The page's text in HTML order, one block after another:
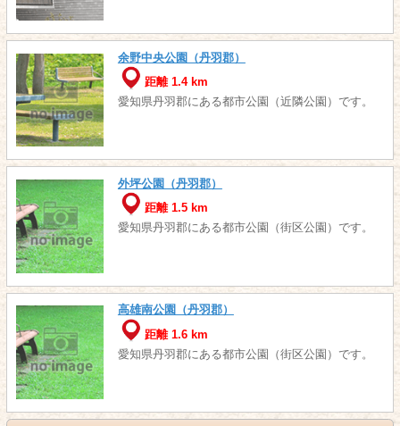
余野中央公園（丹羽郡）
距離 1.4 km
愛知県丹羽郡にある都市公園（近隣公園）です。
外坪公園（丹羽郡）
距離 1.5 km
愛知県丹羽郡にある都市公園（街区公園）です。
高雄南公園（丹羽郡）
距離 1.6 km
愛知県丹羽郡にある都市公園（街区公園）です。